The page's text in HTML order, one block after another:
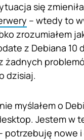
się
– wtedy to
zrozumiałem
z Debiana 10
żadnych
dzisiaj.
myślałem o
Jestem w
potrzebuję nowe i